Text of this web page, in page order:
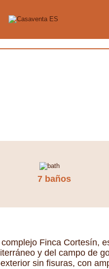
7 baños
Finca Cortesín,
y del campo de
sin fisuras, con